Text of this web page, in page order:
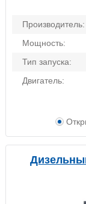
Производитель:
Мощность:
Тип запуска:
Двигатель: